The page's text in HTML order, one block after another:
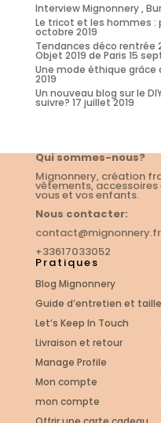
Interview Mignonnery ,
Le tricot et les hommes :
octobre 2019
Tendances déco rentrée
Objet 2019 de Paris 15
Une mode éthique grâce
2019
Un nouveau blog sur le
suivre? 17 juillet 2019
Qui sommes-nous?
Mignonnery, création
vêtements,
vous et vos enfants.
Nous contacter:
contact@mignonnery.fr
+33617033052
Pratiques
Blog Mignonnery
Guide d’entretien et taille
Let’s Keep In Touch
Livraison et retour
Manage Profile
Mon compte
mon compte